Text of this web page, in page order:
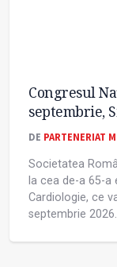
Congresul
septembrie,
DE PARTENERIAT
Societatea
la cea de-a 65-a
Cardiologie, ce
septembrie 2026.